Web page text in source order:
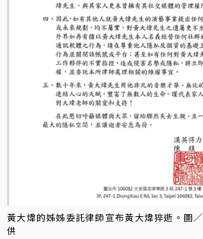
黃大煒的姊姊委託律師宣布黃大煒猝逝。圖
供